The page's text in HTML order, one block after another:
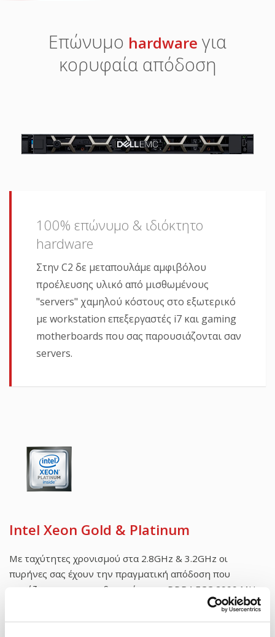
Επώνυμο hardware για
κορυφαία απόδοση
100% επώνυμο & ιδιόκτητο
hardware
Στην C2 δε μεταπουλάμε αμφιβόλου
προέλευσης υλικό από μισθωμένους
"servers" χαμηλού κόστους στο εξωτερικό
με workstation επεξεργαστές i7 και gaming
motherboards που σας παρουσιάζονται σαν
servers.
Intel Xeon Gold & Platinum
Με ταχύτητες χρονισμού στα 2.8GHz & 3.2GHz οι
πυρήνες σας έχουν την πραγματική απόδοση που
χρειάζεστε και σε συνδυασμό με τις DDR4 ECC 2999 MHz
μνήμες δεν πληρώνετε φτηνές σειρές των 2.0GHz για
χρυσάφι.